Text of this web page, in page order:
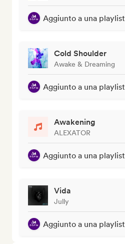
Aggiunto a una playlist
Cold Shoulder
Awake & Dreaming
Aggiunto a una playlist
Awakening
ALEXATOR
Aggiunto a una playlist
Vida
Jully
Aggiunto a una playlist